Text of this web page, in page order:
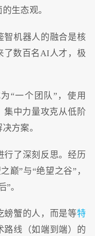
生态观。
智机器人的融合是核
了数百名AI人才，极
“一个团队”，使用
集中力量攻克从低阶
方案。
行了深刻反思。经历
巅”与“绝望之谷”，
”。
螃蟹的人，而是等特
路线（如端到端）的